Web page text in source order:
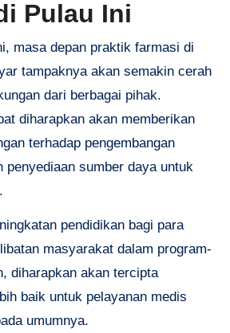
Pulau Ini
masa depan praktik farmasi di
tampaknya akan semakin cerah
dari berbagai pihak.
diharapkan akan memberikan
terhadap pengembangan
penyediaan sumber daya untuk
pendidikan bagi para
masyarakat dalam program-
diharapkan akan tercipta
baik untuk pelayanan medis
umumnya.